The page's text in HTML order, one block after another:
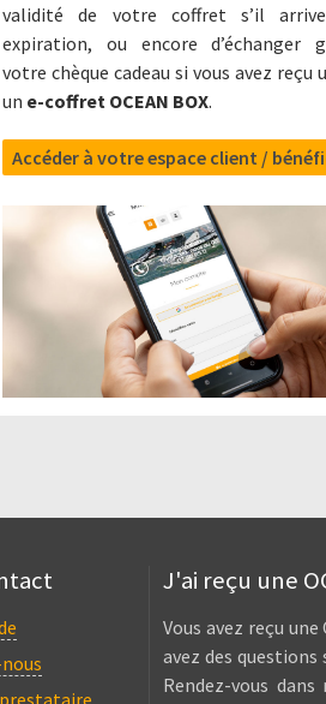
validité de votre coffret s’il
expiration, ou encore d’échanger
votre chèque cadeau si vous avez reçu
un e-coffret OCEAN BOX.
Accéder à votre espace client /
J'ai reçu une
Vous avez reçu une
avez des
Rendez-vous